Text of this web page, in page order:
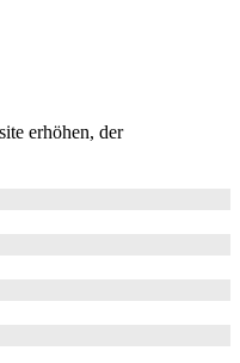
erhöhen, der